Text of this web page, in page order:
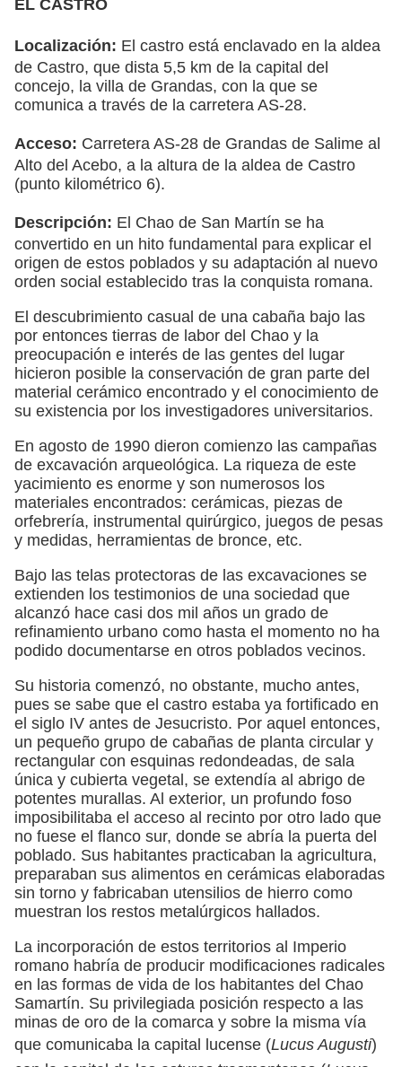
EL CASTRO
Localización: El castro está enclavado en la aldea
de Castro, que dista 5,5 km de la capital del
concejo, la villa de Grandas, con la que se
comunica a través de la carretera AS-28.
Acceso: Carretera AS-28 de Grandas de Salime al
Alto del Acebo, a la altura de la aldea de Castro
(punto kilométrico 6).
Descripción: El Chao de San Martín se ha
convertido en un hito fundamental para explicar el
origen de estos poblados y su adaptación al nuevo
orden social establecido tras la conquista romana.
El descubrimiento casual de una cabaña bajo las
por entonces tierras de labor del Chao y la
preocupación e interés de las gentes del lugar
hicieron posible la conservación de gran parte del
material cerámico encontrado y el conocimiento de
su existencia por los investigadores universitarios.
En agosto de 1990 dieron comienzo las campañas
de excavación arqueológica. La riqueza de este
yacimiento es enorme y son numerosos los
materiales encontrados: cerámicas, piezas de
orfebrería, instrumental quirúrgico, juegos de pesas
y medidas, herramientas de bronce, etc.
Bajo las telas protectoras de las excavaciones se
extienden los testimonios de una sociedad que
alcanzó hace casi dos mil años un grado de
refinamiento urbano como hasta el momento no ha
podido documentarse en otros poblados vecinos.
Su historia comenzó, no obstante, mucho antes,
pues se sabe que el castro estaba ya fortificado en
el siglo IV antes de Jesucristo. Por aquel entonces,
un pequeño grupo de cabañas de planta circular y
rectangular con esquinas redondeadas, de sala
única y cubierta vegetal, se extendía al abrigo de
potentes murallas. Al exterior, un profundo foso
imposibilitaba el acceso al recinto por otro lado que
no fuese el flanco sur, donde se abría la puerta del
poblado. Sus habitantes practicaban la agricultura,
preparaban sus alimentos en cerámicas elaboradas
sin torno y fabricaban utensilios de hierro como
muestran los restos metalúrgicos hallados.
La incorporación de estos territorios al Imperio
romano habría de producir modificaciones radicales
en las formas de vida de los habitantes del Chao
Samartín. Su privilegiada posición respecto a las
minas de oro de la comarca y sobre la misma vía
que comunicaba la capital lucense (Lucus Augusti)